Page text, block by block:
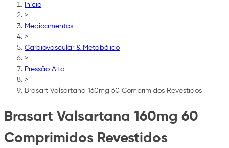
Início
>
Medicamentos
>
Cardiovascular & Metabólico
>
Pressão Alta
>
Brasart Valsartana 160mg 60 Comprimidos Revestidos
Brasart Valsartana 160mg 60
Comprimidos Revestidos